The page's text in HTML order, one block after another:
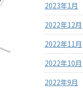
2023年1月
2022年12月
2022年11月
2022年10月
2022年9月